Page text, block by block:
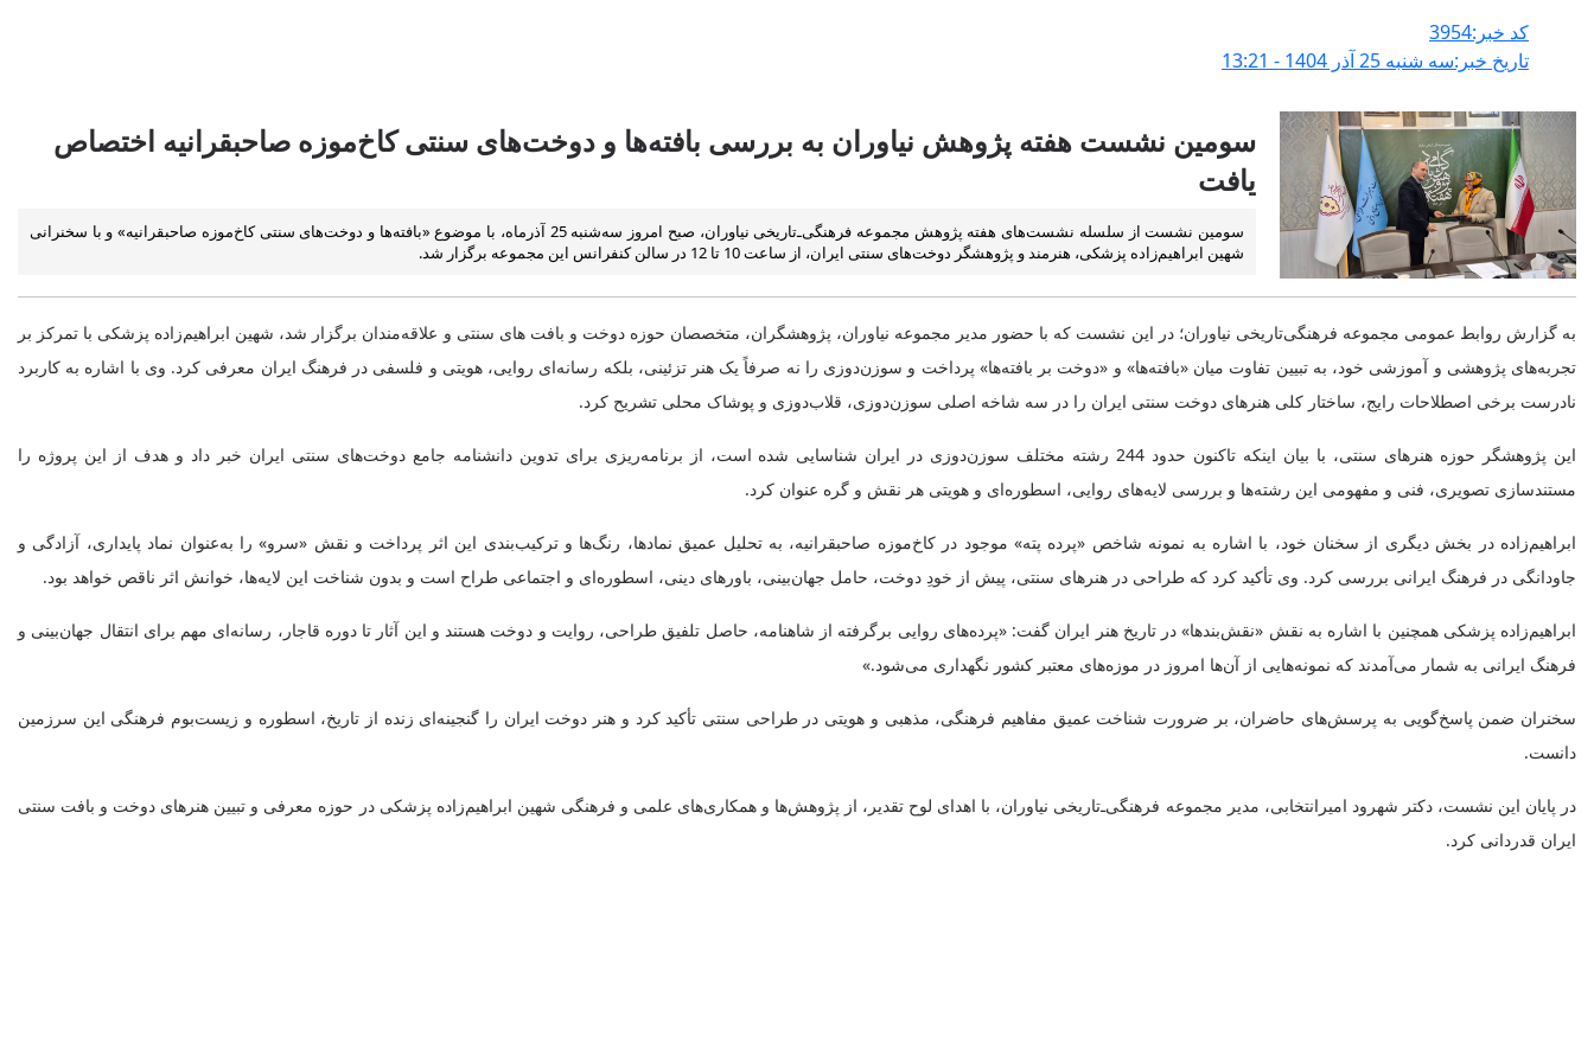
کد خبر:3954
تاریخ خبر:سه شنبه 25 آذر 1404 - 13:21
سومین نشست هفته پژوهش نیاوران به بررسی بافته‌ها و دوخت‌های سنتی کاخ‌موزه صاحبقرانیه اختصاص
یافت
سومین نشست از سلسله نشست‌های هفته پژوهش مجموعه فرهنگی‌ـ‌تاریخی نیاوران، صبح امروز سه‌شنبه 25 آذرماه، با موضوع «بافته‌ها و دوخت‌های سنتی کاخ‌موزه صاحبقرانیه» و با سخنرانی
شهین ابراهیم‌زاده پزشکی، هنرمند و پژوهشگر دوخت‌های سنتی ایران، از ساعت 10 تا 12 در سالن کنفرانس این مجموعه برگزار شد.
به گزارش روابط عمومی مجموعه فرهنگی‌تاریخی نیاوران؛ در این نشست که با حضور مدیر مجموعه نیاوران، پژوهشگران، متخصصان حوزه دوخت و بافت های سنتی و علاقه‌مندان برگزار شد، شهین ابراهیم‌زاده پزشکی با تمرکز بر
تجربه‌های پژوهشی و آموزشی خود، به تبیین تفاوت میان «بافته‌ها» و «دوخت بر بافته‌ها» پرداخت و سوزن‌دوزی را نه صرفاً یک هنر تزئینی، بلکه رسانه‌ای روایی، هویتی و فلسفی در فرهنگ ایران معرفی کرد. وی با اشاره به کاربرد
نادرست برخی اصطلاحات رایج، ساختار کلی هنرهای دوخت سنتی ایران را در سه شاخه اصلی سوزن‌دوزی، قلاب‌دوزی و پوشاک محلی تشریح کرد.
این پژوهشگر حوزه هنرهای سنتی، با بیان اینکه تاکنون حدود 244 رشته مختلف سوزن‌دوزی در ایران شناسایی شده است، از برنامه‌ریزی برای تدوین دانشنامه جامع دوخت‌های سنتی ایران خبر داد و هدف از این پروژه را
مستندسازی تصویری، فنی و مفهومی این رشته‌ها و بررسی لایه‌های روایی، اسطوره‌ای و هویتی هر نقش و گره عنوان کرد.
ابراهیم‌زاده در بخش دیگری از سخنان خود، با اشاره به نمونه شاخص «پرده پته» موجود در کاخ‌موزه صاحبقرانیه، به تحلیل عمیق نمادها، رنگ‌ها و ترکیب‌بندی این اثر پرداخت و نقش «سرو» را به‌عنوان نماد پایداری، آزادگی و
جاودانگی در فرهنگ ایرانی بررسی کرد. وی تأکید کرد که طراحی در هنرهای سنتی، پیش از خودِ دوخت، حامل جهان‌بینی، باورهای دینی، اسطوره‌ای و اجتماعی طراح است و بدون شناخت این لایه‌ها، خوانش اثر ناقص خواهد بود.
ابراهیم‌زاده پزشکی همچنین با اشاره به نقش «نقش‌بندها» در تاریخ هنر ایران گفت: «پرده‌های روایی برگرفته از شاهنامه، حاصل تلفیق طراحی، روایت و دوخت هستند و این آثار تا دوره قاجار، رسانه‌ای مهم برای انتقال جهان‌بینی و
فرهنگ ایرانی به شمار می‌آمدند که نمونه‌هایی از آن‌ها امروز در موزه‌های معتبر کشور نگهداری می‌شود.»
سخنران ضمن پاسخ‌گویی به پرسش‌های حاضران، بر ضرورت شناخت عمیق مفاهیم فرهنگی، مذهبی و هویتی در طراحی سنتی تأکید کرد و هنر دوخت ایران را گنجینه‌ای زنده از تاریخ، اسطوره و زیست‌بوم فرهنگی این سرزمین
دانست.
در پایان این نشست، دکتر شهرود امیرانتخابی، مدیر مجموعه فرهنگی‌ـ‌تاریخی نیاوران، با اهدای لوح تقدیر، از پژوهش‌ها و همکاری‌های علمی و فرهنگی شهین ابراهیم‌زاده پزشکی در حوزه معرفی و تبیین هنرهای دوخت و بافت سنتی
ایران قدردانی کرد.